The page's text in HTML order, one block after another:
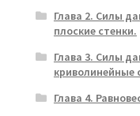
Глава 2. Силы
плоские стенки.
Глава 3. Силы
криволинейные
Глава 4.